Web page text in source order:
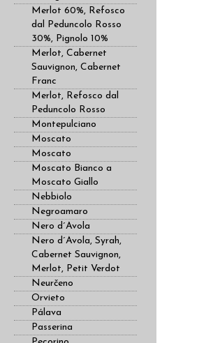
Merlot 60%, Refosco
dal Peduncolo Rosso
30%, Pignolo 10%
Merlot, Cabernet
Sauvignon, Cabernet
Franc
Merlot, Refosco dal
Peduncolo Rosso
Montepulciano
Moscato
Moscato
Moscato Bianco a
Moscato Giallo
Nebbiolo
Negroamaro
Nero d´Avola
Nero d´Avola, Syrah,
Cabernet Sauvignon,
Merlot, Petit Verdot
Neurčeno
Orvieto
Pálava
Passerina